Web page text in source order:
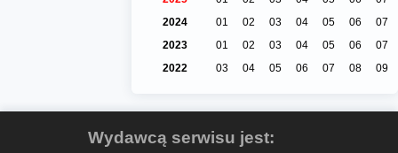
2024
01 02 03 04 05 06
07
2023
01 02 03 04 05 06
07
2022
03 04 05 06 07 08 09
Wydawcą serwisu jest: